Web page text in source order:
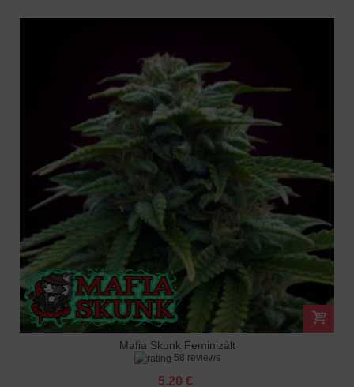
Mafia Skunk Feminizált
58 reviews
5.20 €